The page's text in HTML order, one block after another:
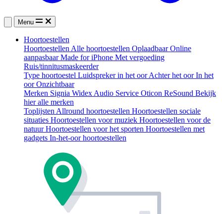
Menu
Hoortoestellen
HoortoestellenAlle hoortoestellen OplaadbaarOnline
aanpasbaarMade for iPhone Met vergoeding
Ruis/tinnitusmaskeerder
Type hoortoestel Luidspreker in het oorAchter het oorIn het
oorOnzichtbaar
Merken Signia WidexAudio Service Oticon ReSound Bekijk
hier alle merken
ToplijstenAllround hoortoestellen Hoortoestellen sociale
situaties Hoortoestellen voor muziek Hoortoestellen voor de
natuurHoortoestellen voor het sporten Hoortoestellen met
gadgets In-het-oor hoortoestellen